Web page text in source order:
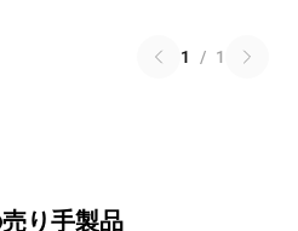
1 / 1
り手製品